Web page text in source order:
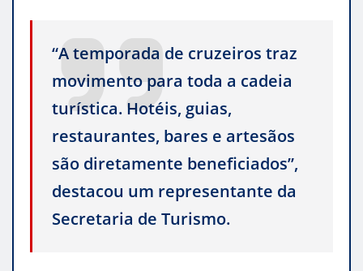
“A temporada de cruzeiros traz
movimento para toda a cadeia
turística. Hotéis, guias,
restaurantes, bares e artesãos
são diretamente beneficiados”,
destacou um representante da
Secretaria de Turismo.